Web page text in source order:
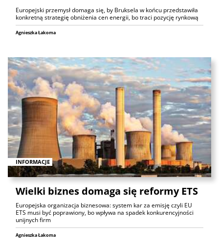
Europejski przemysł domaga się, by Bruksela w końcu przedstawiła
konkretną strategię obniżenia cen energii, bo traci pozycję rynkową
Agnieszka Łakoma
INFORMACJE
Wielki biznes domaga się reformy ETS
Europejska organizacja biznesowa: system kar za emisję czyli EU
ETS musi być poprawiony, bo wpływa na spadek konkurencyjności
unijnych firm
Agnieszka Łakoma